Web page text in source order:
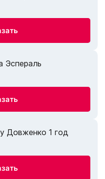
Эспераль
Довженко 1 год